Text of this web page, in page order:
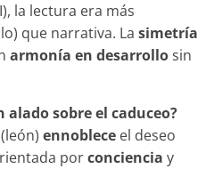
la lectura era más
que narrativa. Lasimetría
armonía en desarrollosin
alado sobre el caduceo?
(león)ennoblece el deseo
porconciencia y